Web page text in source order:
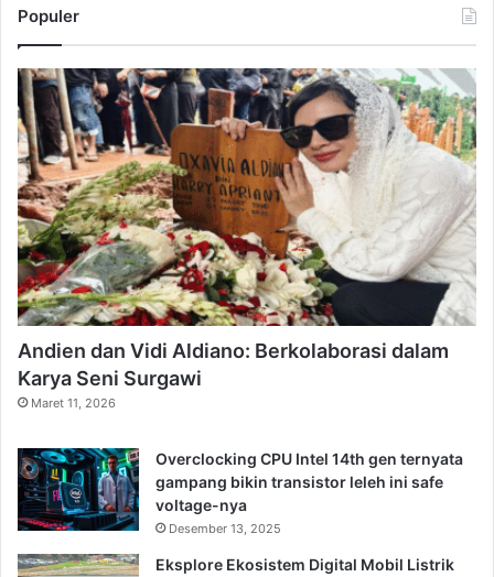
Populer
Andien dan Vidi Aldiano: Berkolaborasi dalam
Karya Seni Surgawi
Maret 11, 2026
Overclocking CPU Intel 14th gen ternyata
gampang bikin transistor leleh ini safe
voltage-nya
Desember 13, 2025
Eksplore Ekosistem Digital Mobil Listrik